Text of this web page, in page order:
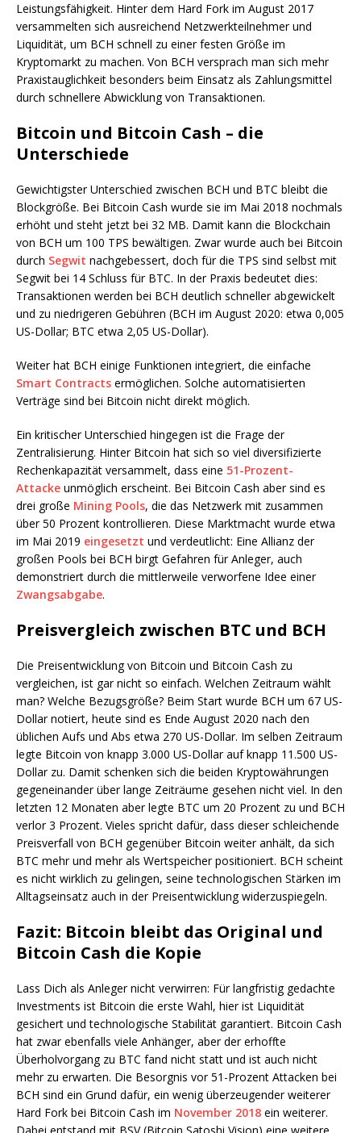
Leistungsfähigkeit. Hinter dem Hard Fork im August 2017
versammelten sich ausreichend Netzwerkteilnehmer und
Liquidität, um BCH schnell zu einer festen Größe im
Kryptomarkt zu machen. Von BCH versprach man sich mehr
Praxistauglichkeit besonders beim Einsatz als Zahlungsmittel
durch schnellere Abwicklung von Transaktionen.
Bitcoin und Bitcoin Cash – die
Unterschiede
Gewichtigster Unterschied zwischen BCH und BTC bleibt die
Blockgröße. Bei Bitcoin Cash wurde sie im Mai 2018 nochmals
erhöht und steht jetzt bei 32 MB. Damit kann die Blockchain
von BCH um 100 TPS bewältigen. Zwar wurde auch bei Bitcoin
durch Segwit nachgebessert, doch für die TPS sind selbst mit
Segwit bei 14 Schluss für BTC. In der Praxis bedeutet dies:
Transaktionen werden bei BCH deutlich schneller abgewickelt
und zu niedrigeren Gebühren (BCH im August 2020: etwa 0,005
US-Dollar; BTC etwa 2,05 US-Dollar).
Weiter hat BCH einige Funktionen integriert, die einfache
Smart Contracts ermöglichen. Solche automatisierten
Verträge sind bei Bitcoin nicht direkt möglich.
Ein kritischer Unterschied hingegen ist die Frage der
Zentralisierung. Hinter Bitcoin hat sich so viel diversifizierte
Rechenkapazität versammelt, dass eine 51-Prozent-
Attacke unmöglich erscheint. Bei Bitcoin Cash aber sind es
drei große Mining Pools, die das Netzwerk mit zusammen
über 50 Prozent kontrollieren. Diese Marktmacht wurde etwa
im Mai 2019 eingesetzt und verdeutlicht: Eine Allianz der
großen Pools bei BCH birgt Gefahren für Anleger, auch
demonstriert durch die mittlerweile verworfene Idee einer
Zwangsabgabe.
Preisvergleich zwischen BTC und BCH
Die Preisentwicklung von Bitcoin und Bitcoin Cash zu
vergleichen, ist gar nicht so einfach. Welchen Zeitraum wählt
man? Welche Bezugsgröße? Beim Start wurde BCH um 67 US-
Dollar notiert, heute sind es Ende August 2020 nach den
üblichen Aufs und Abs etwa 270 US-Dollar. Im selben Zeitraum
legte Bitcoin von knapp 3.000 US-Dollar auf knapp 11.500 US-
Dollar zu. Damit schenken sich die beiden Kryptowährungen
gegeneinander über lange Zeiträume gesehen nicht viel. In den
letzten 12 Monaten aber legte BTC um 20 Prozent zu und BCH
verlor 3 Prozent. Vieles spricht dafür, dass dieser schleichende
Preisverfall von BCH gegenüber Bitcoin weiter anhält, da sich
BTC mehr und mehr als Wertspeicher positioniert. BCH scheint
es nicht wirklich zu gelingen, seine technologischen Stärken im
Alltagseinsatz auch in der Preisentwicklung widerzuspiegeln.
Fazit: Bitcoin bleibt das Original und
Bitcoin Cash die Kopie
Lass Dich als Anleger nicht verwirren: Für langfristig gedachte
Investments ist Bitcoin die erste Wahl, hier ist Liquidität
gesichert und technologische Stabilität garantiert. Bitcoin Cash
hat zwar ebenfalls viele Anhänger, aber der erhoffte
Überholvorgang zu BTC fand nicht statt und ist auch nicht
mehr zu erwarten. Die Besorgnis vor 51-Prozent Attacken bei
BCH sind ein Grund dafür, ein wenig überzeugender weiterer
Hard Fork bei Bitcoin Cash im November 2018 ein weiterer.